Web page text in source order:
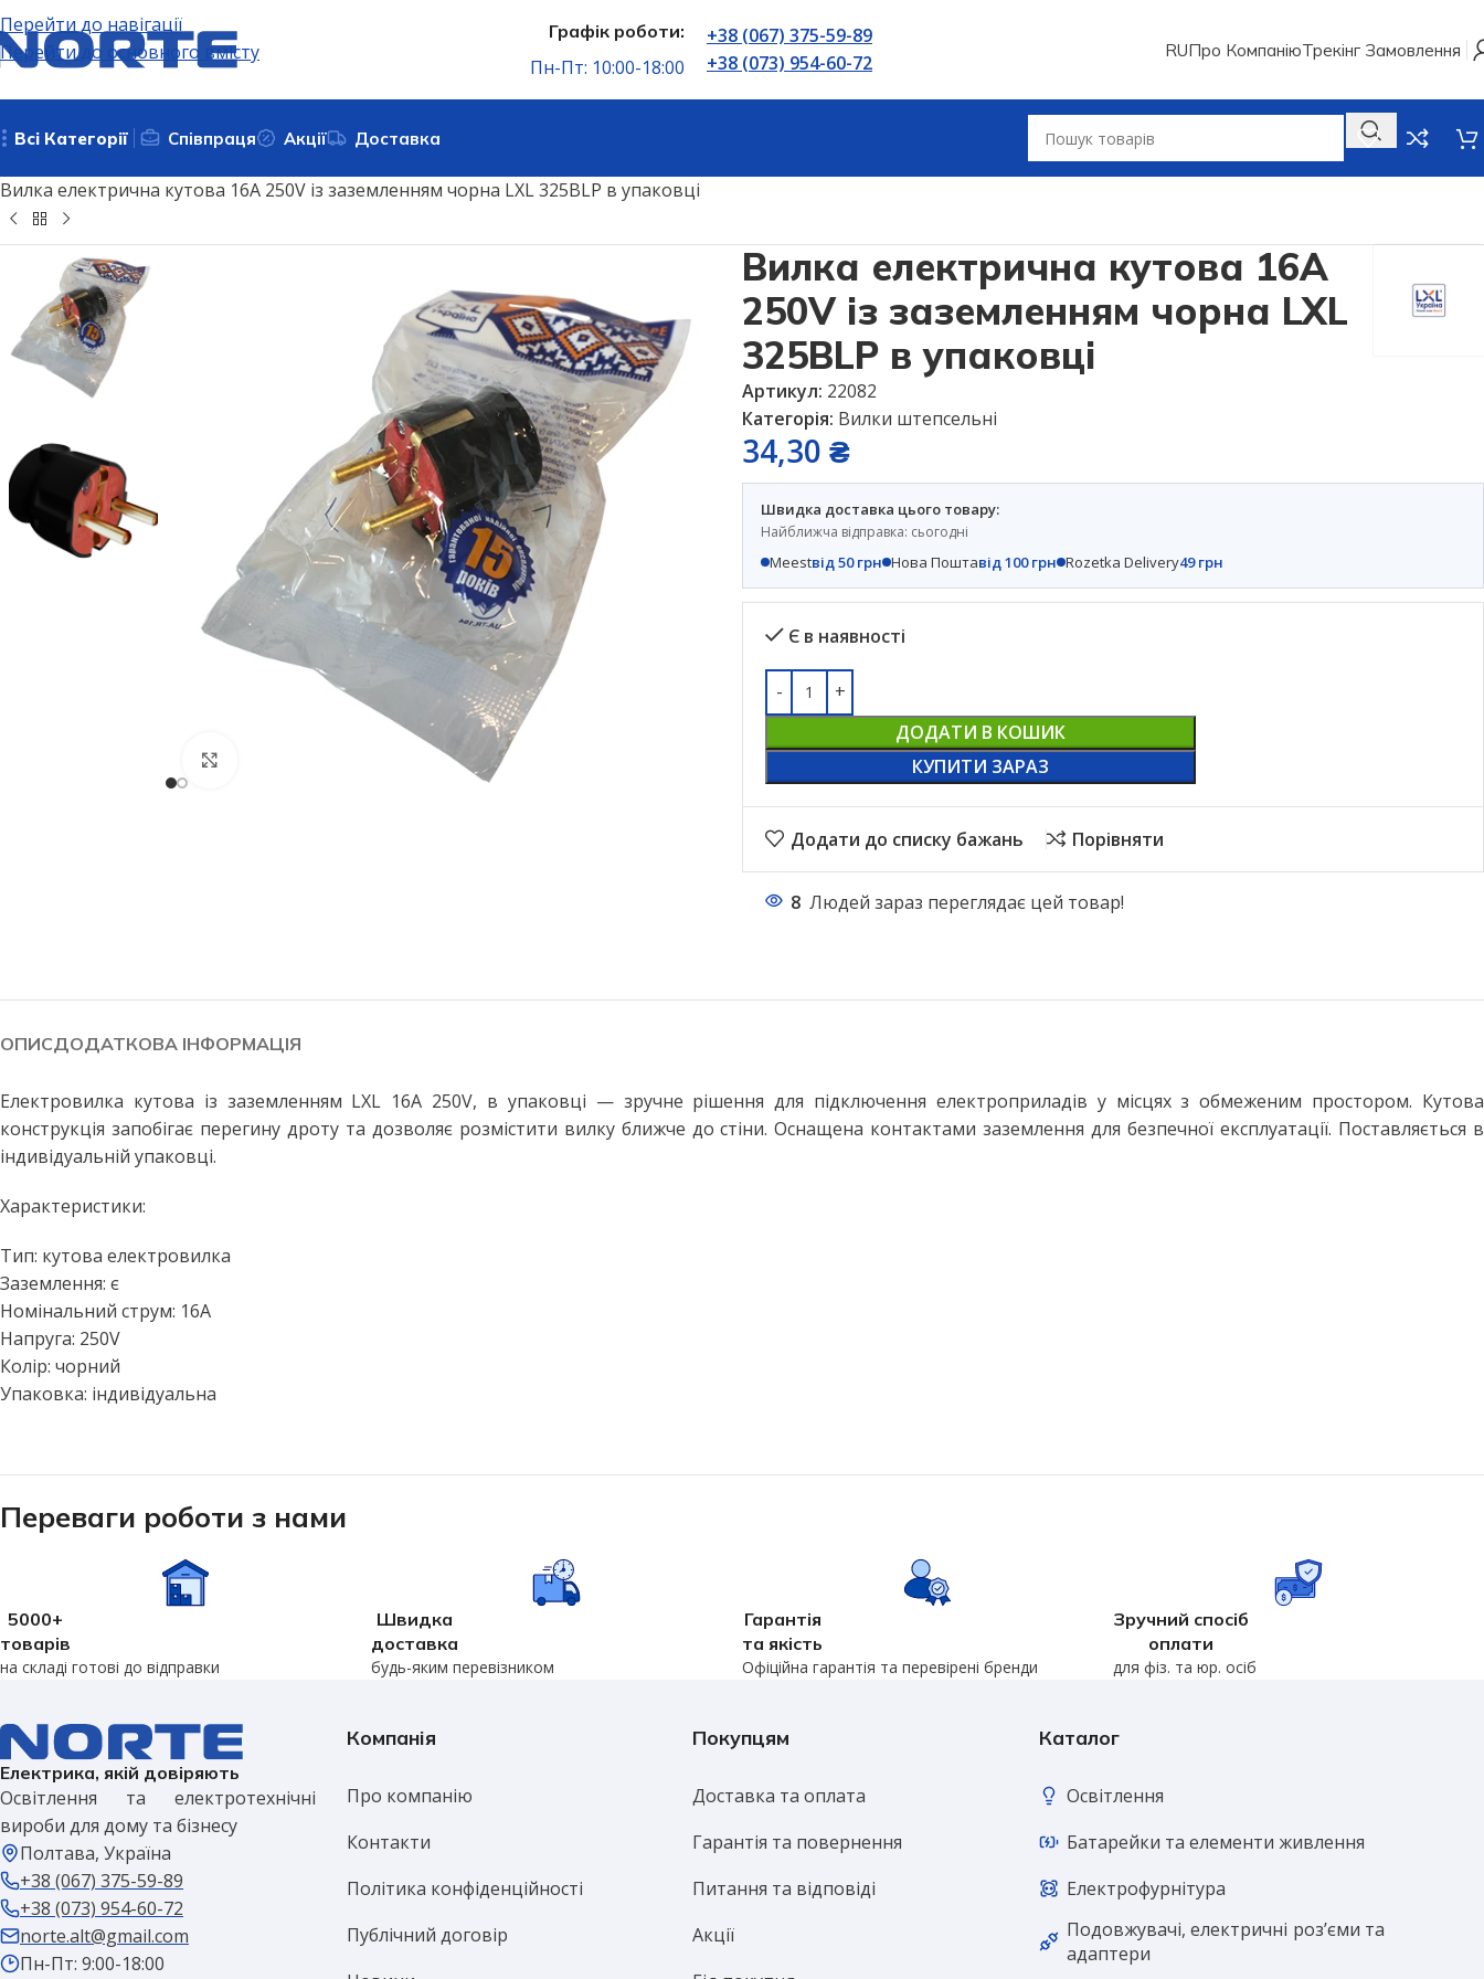
Перейти до навігації
Перейти до основного вмісту
Графік роботи:
Пн-Пт: 10:00-18:00
+38 (067) 375-59-89
+38 (073) 954-60-72
RUПро КомпаніюТрекінг Замовлення
Всі Категорії
Побутові LED лампи
Філаментні лампи
Промислові лампи
Інфрачервоні лампи
Вуличні світильники
Вуличні ліхтарі
Вулична гірлянда
ДАТЧИКИ РУХУ ТА
ОСВІТЛЕННЯ
Стельові світильники
Стельові світильники з пультом
Точкові світильники
Настільні LED лампи
Ручні ліхтарі
Співпраця Акції Доставка
Вилка електрична кутова 16А 250V із заземленням чорна LXL 325BLP в упаковці
Натисніть, щоб збільшити
Вилка електрична кутова 16А
250V із заземленням чорна LXL
325BLP в упаковці
Артикул: 22082
Категорія: Вилки штепсельні
34,30 ₴
Швидка доставка цього товару:
Найближча відправка: сьогодні
Meestвід 50 грн Нова Поштавід 100 грн Rozetka Delivery49 грн
Є в наявності
ДОДАТИ В КОШИК
КУПИТИ ЗАРАЗ
Додати до списку бажань Порівняти
8 Людей зараз переглядає цей товар!
ОПИСДОДАТКОВА ІНФОРМАЦІЯ
Електровилка кутова із заземленням LXL 16А 250V, в упаковці — зручне рішення для підключення електроприладів у місцях з обмеженим простором. Кутова
конструкція запобігає перегину дроту та дозволяє розмістити вилку ближче до стіни. Оснащена контактами заземлення для безпечної експлуатації. Поставляється в
індивідуальній упаковці.
Характеристики:
Тип: кутова електровилка
Заземлення: є
Номінальний струм: 16А
Напруга: 250V
Колір: чорний
Упаковка: індивідуальна
Переваги роботи з нами
5000+
товарів
на складі готові до відправки
Швидка
доставка
будь-яким перевізником
Гарантія
та якість
Офіційна гарантія та перевірені бренди
Зручний спосіб
оплати
для фіз. та юр. осіб
Електрика, якій довіряють
Освітлення та електротехнічні
вироби для дому та бізнесу
Полтава, Україна
+38 (067) 375-59-89
+38 (073) 954-60-72
norte.alt@gmail.com
Пн-Пт: 9:00-18:00
Компанія
Про компанію
Контакти
Політика конфіденційності
Публічний договір
Покупцям
Доставка та оплата
Гарантія та повернення
Питання та відповіді
Акції
Каталог
Освітлення
Батарейки та елементи живлення
Електрофурнітура
Подовжувачі, електричні розʼєми та
адаптери